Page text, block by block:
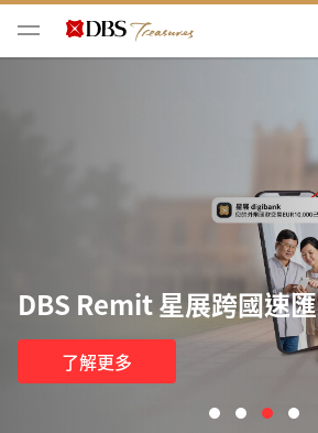
DBS Remit 星展跨國速匯
了解更多